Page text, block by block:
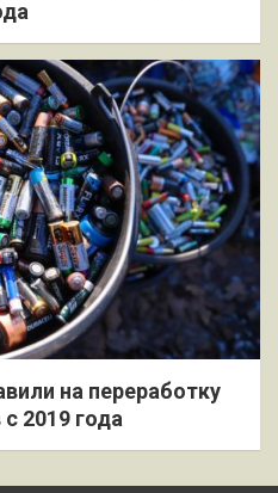
на переработку
2019 года